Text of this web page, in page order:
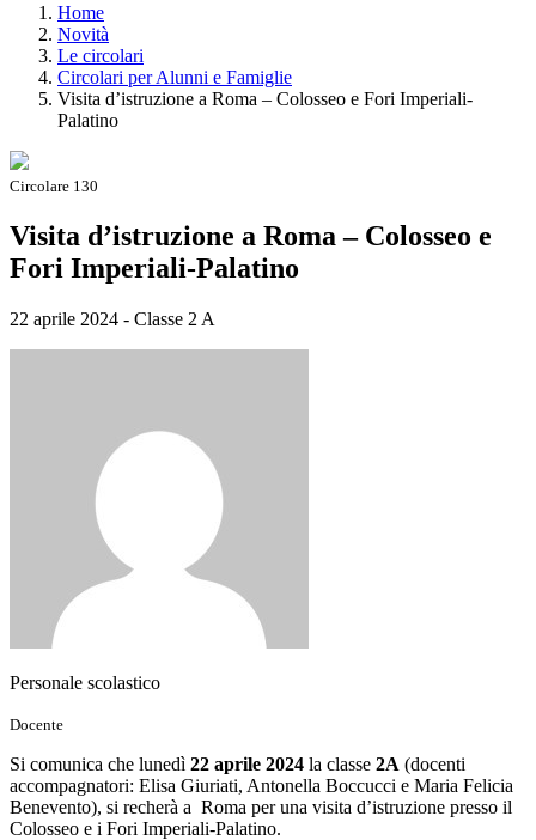
Home
Novità
Le circolari
Circolari per Alunni e Famiglie
Visita d’istruzione a Roma – Colosseo e Fori Imperiali-
Palatino
Circolare 130
Visita d’istruzione a Roma – Colosseo e
Fori Imperiali-Palatino
22 aprile 2024 - Classe 2 A
Personale scolastico
Docente
Si comunica che lunedì 22 aprile 2024 la classe 2A (docenti
accompagnatori: Elisa Giuriati, Antonella Boccucci e Maria Felicia
Benevento), si recherà a Roma per una visita d’istruzione presso il
Colosseo e i Fori Imperiali-Palatino.